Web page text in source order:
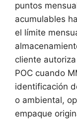
puntos
acumulables
el límite
cliente
POC cuando
identificación
o ambiental,
empaque